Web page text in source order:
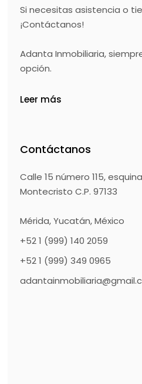
Si necesitas asistencia o
¡Contáctanos!
Adanta Inmobiliaria,
opción.
Leer más
Contáctanos
Calle 15 número 115,
Montecristo C.P. 97133
Mérida, Yucatán, México
+52 1 (999) 140 2059
+52 1 (999) 349 0965